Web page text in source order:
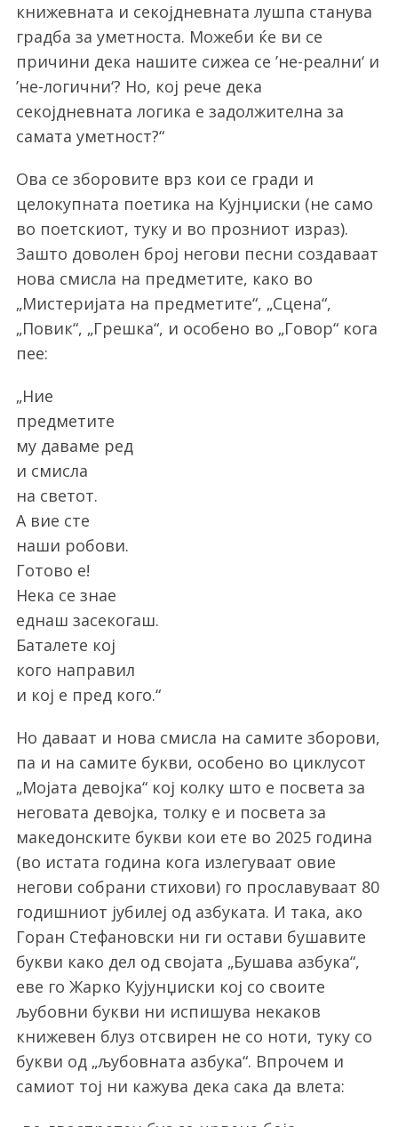
книжевната и секојдневната лушпа станува
градба за уметноста. Можеби ќе ви се
причини дека нашите сижеа се ’не-реални‘ и
’не-логични‘? Но, кој рече дека
секојдневната логика е задолжителна за
самата уметност?“
Ова се зборовите врз кои се гради и
целокупната поетика на Кујнџиски (не само
во поетскиот, туку и во прозниот израз).
Зашто доволен број негови песни создаваат
нова смисла на предметите, како во
„Мистеријата на предметите“, „Сцена“,
„Повик“, „Грешка“, и особено во „Говор“ кога
пее:
„Ние
предметите
му даваме ред
и смисла
на светот.
А вие сте
наши робови.
Готово е!
Нека се знае
еднаш засекогаш.
Баталете кој
кого направил
и кој е пред кого.“
Но даваат и нова смисла на самите зборови,
па и на самите букви, особено во циклусот
„Мојата девојка“ кој колку што е посвета за
неговата девојка, толку е и посвета за
македонските букви кои ете во 2025 година
(во истата година кога излегуваат овие
негови собрани стихови) го прославуваат 80
годишниот јубилеј од азбуката. И така, ако
Горан Стефановски ни ги остави бушавите
букви како дел од својата „Бушава азбука“,
еве го Жарко Кујунџиски кој со своите
љубовни букви ни испишува некаков
книжевен блуз отсвирен не со ноти, туку со
букви од „љубовната азбука“. Впрочем и
самиот тој ни кажува дека сака да влета:
S
e
a
c
h
f
o
: